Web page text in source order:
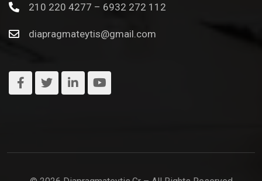
210 220 4277 – 6932 272 112
diapragmateytis@gmail.com